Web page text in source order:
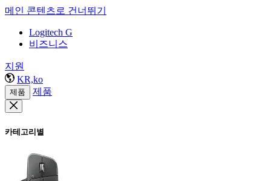
메인 콘텐츠로 건너뛰기
Logitech G
비즈니스
지원
KR,ko
제품 제품
카테고리별